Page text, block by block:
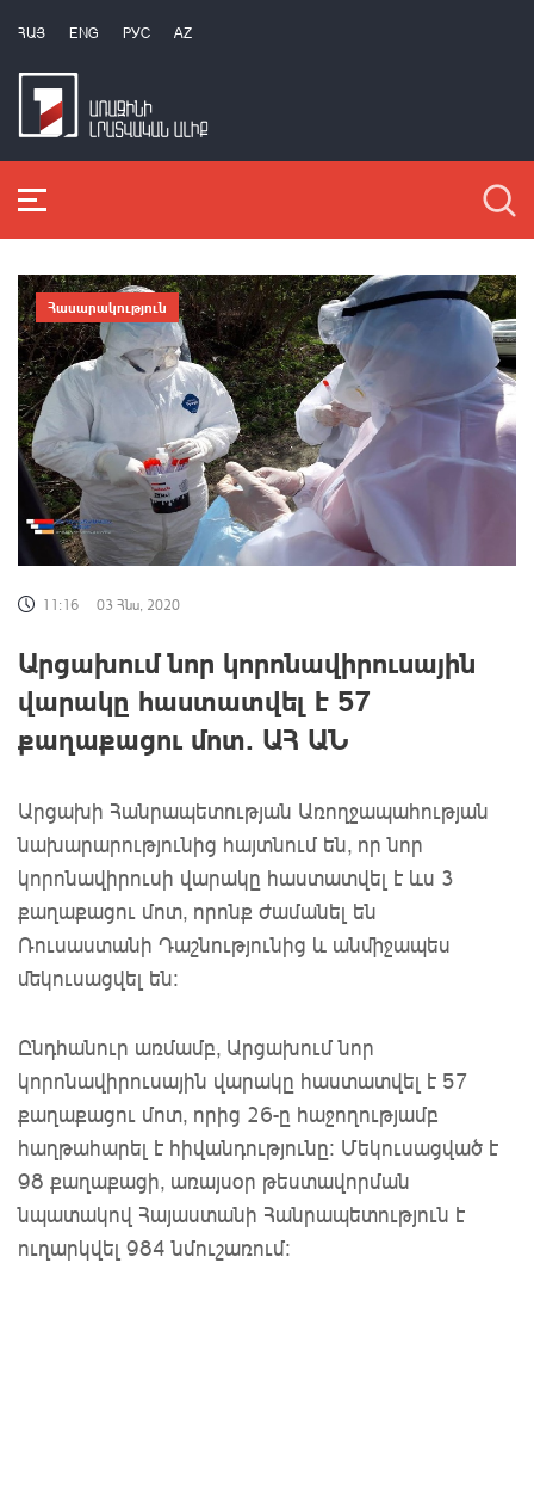
ՀԱՅ ENG РУС AZ
Հասարակություն
11:16 03 Հնս, 2020
Արցախում նոր կորոնավիրուսային
վարակը հաստատվել է 57
քաղաքացու մոտ․ ԱՀ ԱՆ
Արցախի Հանրապետության Առողջապահության
նախարարությունից հայտնում են, որ նոր
կորոնավիրուսի վարակը հաստատվել է ևս 3
քաղաքացու մոտ, որոնք ժամանել են
Ռուսաստանի Դաշնությունից և անմիջապես
մեկուսացվել են:
Ընդհանուր առմամբ, Արցախում նոր
կորոնավիրուսային վարակը հաստատվել է 57
քաղաքացու մոտ, որից 26-ը հաջողությամբ
հաղթահարել է հիվանդությունը: Մեկուսացված է
98 քաղաքացի, առայսօր թեստավորման
նպատակով Հայաստանի Հանրապետություն է
ուղարկվել 984 նմուշառում: